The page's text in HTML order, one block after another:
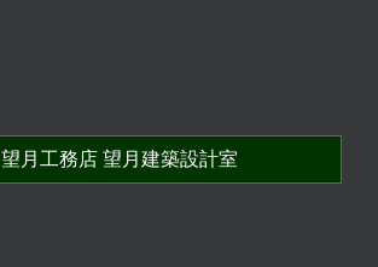
望月工務店 望月建築設計室